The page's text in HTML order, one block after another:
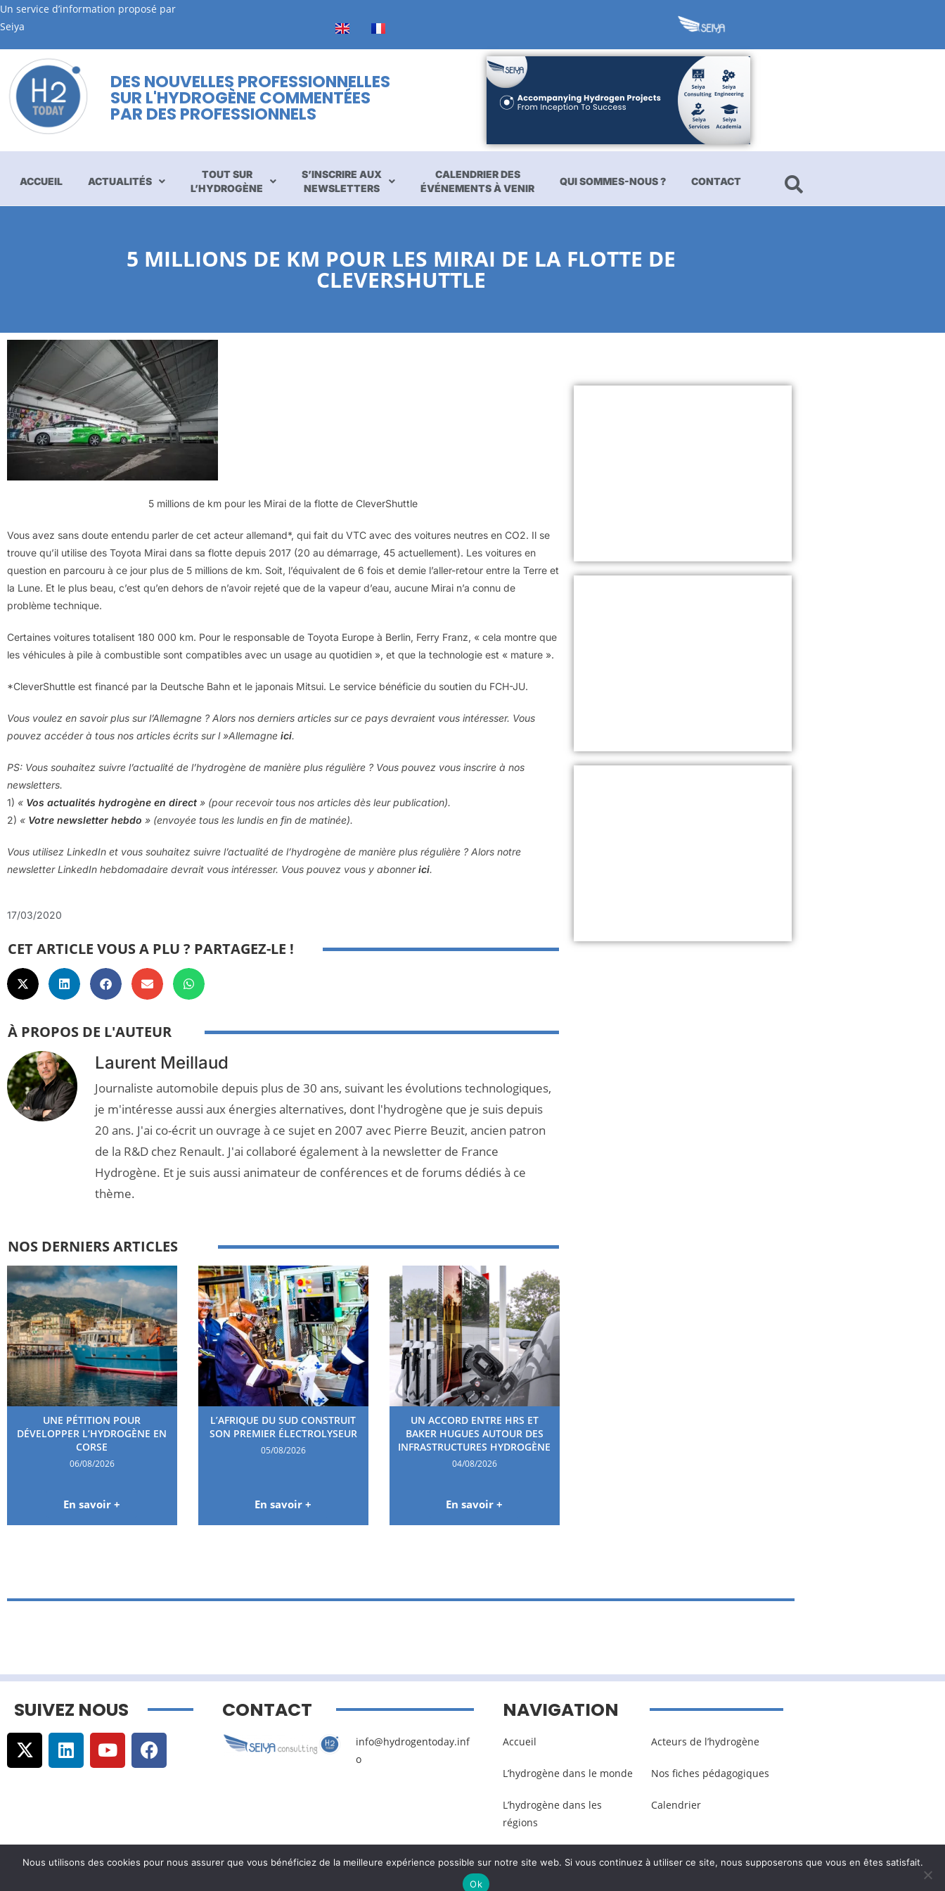
Un service d’information proposé par
Seiya
DES NOUVELLES PROFESSIONNELLES
SUR L'HYDROGÈNE COMMENTÉES
PAR DES PROFESSIONNELS
ACCUEIL ACTUALITÉS
TOUT SUR
L’HYDROGÈNE
S’INSCRIRE AUX
NEWSLETTERS
CALENDRIER DES
ÉVÉNEMENTS À VENIR
QUI SOMMES-NOUS ? CONTACT
5 MILLIONS DE KM POUR LES MIRAI DE LA FLOTTE DE
CLEVERSHUTTLE
5 millions de km pour les Mirai de la flotte de CleverShuttle
Vous avez sans doute entendu parler de cet acteur allemand*, qui fait du VTC avec des voitures neutres en CO2. Il se
trouve qu’il utilise des Toyota Mirai dans sa flotte depuis 2017 (20 au démarrage, 45 actuellement). Les voitures en
question en parcouru à ce jour plus de 5 millions de km. Soit, l’équivalent de 6 fois et demie l’aller-retour entre la Terre et
la Lune. Et le plus beau, c’est qu’en dehors de n’avoir rejeté que de la vapeur d’eau, aucune Mirai n’a connu de
problème technique.
Certaines voitures totalisent 180 000 km. Pour le responsable de Toyota Europe à Berlin, Ferry Franz, « cela montre que
les véhicules à pile à combustible sont compatibles avec un usage au quotidien », et que la technologie est « mature ».
*CleverShuttle est financé par la Deutsche Bahn et le japonais Mitsui. Le service bénéficie du soutien du FCH-JU.
Vous voulez en savoir plus sur l’Allemagne ? Alors nos derniers articles sur ce pays devraient vous intéresser. Vous
pouvez accéder à tous nos articles écrits sur l »Allemagne ici.
PS: Vous souhaitez suivre l’actualité de l’hydrogène de manière plus régulière ? Vous pouvez vous inscrire à nos
newsletters.
1) « Vos actualités hydrogène en direct » (pour recevoir tous nos articles dès leur publication).
2) « Votre newsletter hebdo » (envoyée tous les lundis en fin de matinée).
Vous utilisez LinkedIn et vous souhaitez suivre l’actualité de l’hydrogène de manière plus régulière ? Alors notre
newsletter LinkedIn hebdomadaire devrait vous intéresser. Vous pouvez vous y abonnerici.
17/03/2020
CET ARTICLE VOUS A PLU ? PARTAGEZ-LE !
À PROPOS DE L'AUTEUR
Laurent Meillaud
Journaliste automobile depuis plus de 30 ans, suivant les évolutions technologiques,
je m'intéresse aussi aux énergies alternatives, dont l'hydrogène que je suis depuis
20 ans. J'ai co-écrit un ouvrage à ce sujet en 2007 avec Pierre Beuzit, ancien patron
de la R&D chez Renault. J'ai collaboré également à la newsletter de France
Hydrogène. Et je suis aussi animateur de conférences et de forums dédiés à ce
thème.
NOS DERNIERS ARTICLES
UNE PÉTITION POUR
DÉVELOPPER L’HYDROGÈNE EN
CORSE
06/08/2026
En savoir +
L’AFRIQUE DU SUD CONSTRUIT
SON PREMIER ÉLECTROLYSEUR
05/08/2026
En savoir +
UN ACCORD ENTRE HRS ET
BAKER HUGUES AUTOUR DES
INFRASTRUCTURES HYDROGÈNE
04/08/2026
En savoir +
SUIVEZ NOUS CONTACT
info@hydrogentoday.inf
o
NAVIGATION
Accueil
L’hydrogène dans le monde
L’hydrogène dans les
régions
Acteurs de l’hydrogène
Nos fiches pédagogiques
Calendrier
Mentions légales
Nous utilisons des cookies pour nous assurer que vous bénéficiez de la meilleure expérience possible sur notre site web. Si vous continuez à utiliser ce site, nous supposerons que vous en êtes satisfait.
Ok